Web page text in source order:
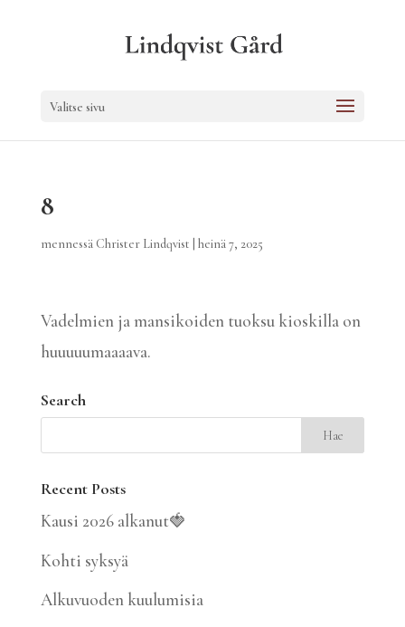
Valitse sivu
8
mennessä Christer Lindqvist heinä 7, 2025
Vadelmien ja mansikoiden tuoksu kioskilla on
huuuuumaaaava.
Search
Recent Posts
Kausi 2026 alkanut🍓
Kohti syksyä
Alkuvuoden kuulumisia